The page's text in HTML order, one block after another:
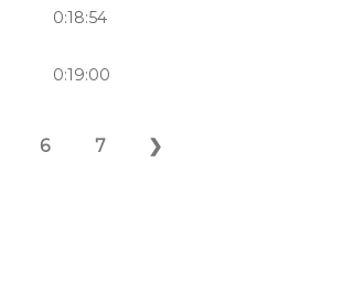
0:18:54
0:19:00
6 7 ❯